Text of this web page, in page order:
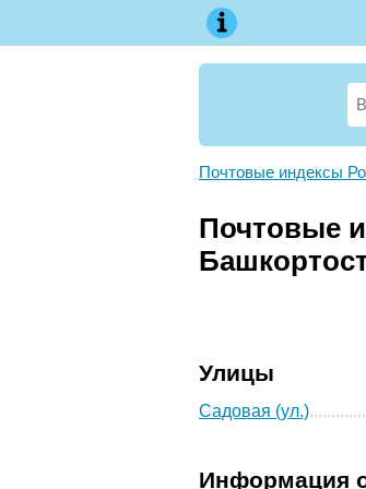
Почтовые индексы
Почтовые
Улицы
Садовая (ул.)
Информация